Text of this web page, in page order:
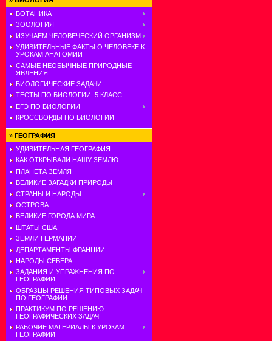
БОТАНИКА
ЗООЛОГИЯ
ИЗУЧАЕМ ЧЕЛОВЕЧЕСКИЙ ОРГАНИЗМ
УДИВИТЕЛЬНЫЕ ФАКТЫ О ЧЕЛОВЕКЕ К
УРОКАМ АНАТОМИИ
САМЫЕ НЕОБЫЧНЫЕ ПРИРОДНЫЕ
ЯВЛЕНИЯ
БИОЛОГИЧЕСКИЕ ЗАДАЧИ
ТЕСТЫ ПО БИОЛОГИИ. 5 КЛАСС
ЕГЭ ПО БИОЛОГИИ
КРОССВОРДЫ ПО БИОЛОГИИ
» ГЕОГРАФИЯ
УДИВИТЕЛЬНАЯ ГЕОГРАФИЯ
КАК ОТКРЫВАЛИ НАШУ ЗЕМЛЮ
ПЛАНЕТА ЗЕМЛЯ
ВЕЛИКИЕ ЗАГАДКИ ПРИРОДЫ
СТРАНЫ И НАРОДЫ
ОСТРОВА
ВЕЛИКИЕ ГОРОДА МИРА
ШТАТЫ США
ЗЕМЛИ ГЕРМАНИИ
ДЕПАРТАМЕНТЫ ФРАНЦИИ
НАРОДЫ СЕВЕРА
ЗАДАНИЯ И УПРАЖНЕНИЯ ПО
ГЕОГРАФИИ
ОБРАЗЦЫ РЕШЕНИЯ ТИПОВЫХ ЗАДАЧ
ПО ГЕОГРАФИИ
ПРАКТИКУМ ПО РЕШЕНИЮ
ГЕОГРАФИЧЕСКИХ ЗАДАЧ
РАБОЧИЕ МАТЕРИАЛЫ К УРОКАМ
ГЕОГРАФИИ